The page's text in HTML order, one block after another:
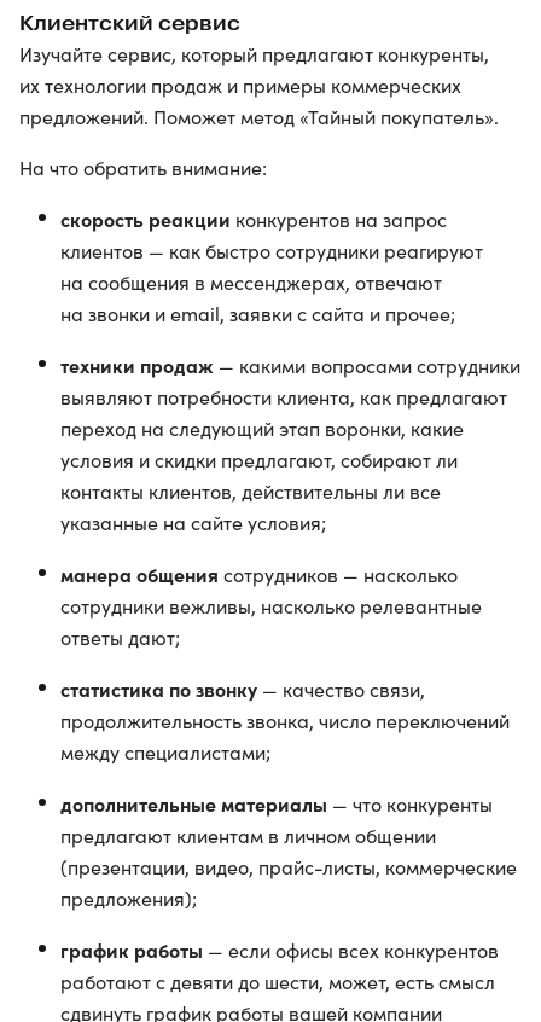
Клиентский сервис
Изучайте сервис, который предлагают конкуренты,
их технологии продаж и примеры коммерческих
предложений. Поможет метод «Тайный покупатель».
На что обратить внимание:
скорость реакции конкурентов на запрос
клиентов — как быстро сотрудники реагируют
на сообщения в мессенджерах, отвечают
на звонки и email, заявки с сайта и прочее;
техники продаж — какими вопросами сотрудники
выявляют потребности клиента, как предлагают
переход на следующий этап воронки, какие
условия и скидки предлагают, собирают ли
контакты клиентов, действительны ли все
указанные на сайте условия;
манера общения сотрудников — насколько
сотрудники вежливы, насколько релевантные
ответы дают;
статистика по звонку — качество связи,
продолжительность звонка, число переключений
между специалистами;
дополнительные материалы — что конкуренты
предлагают клиентам в личном общении
(презентации, видео, прайс-листы, коммерческие
предложения);
график работы — если офисы всех конкурентов
работают с девяти до шести, может, есть смысл
сдвинуть график работы вашей компании